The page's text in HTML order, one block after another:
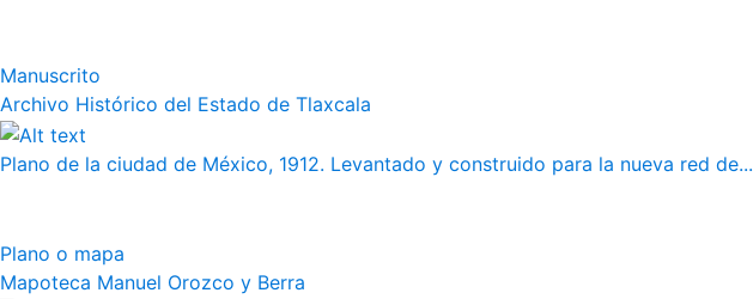
Manuscrito
Archivo Histórico del Estado de Tlaxcala
Plano de la ciudad de México, 1912. Levantado y construido para la nueva red de...
Plano o mapa
Mapoteca Manuel Orozco y Berra